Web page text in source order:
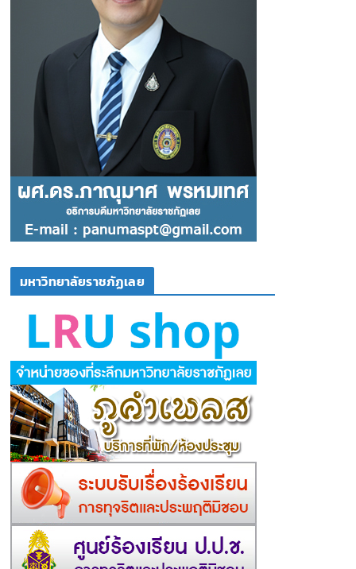
มหาวิทยาลัยราชภัฏเลย